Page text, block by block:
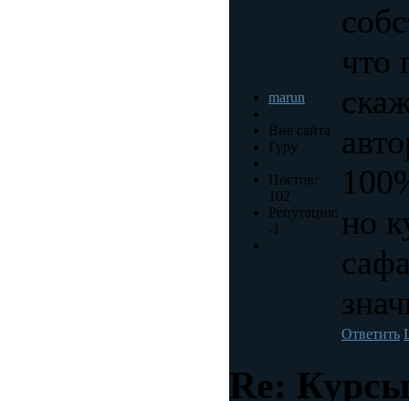
marun
Вне сайта
Гуру
Постов:
102
Репутация:
-1
что
но
Ответить
Re: